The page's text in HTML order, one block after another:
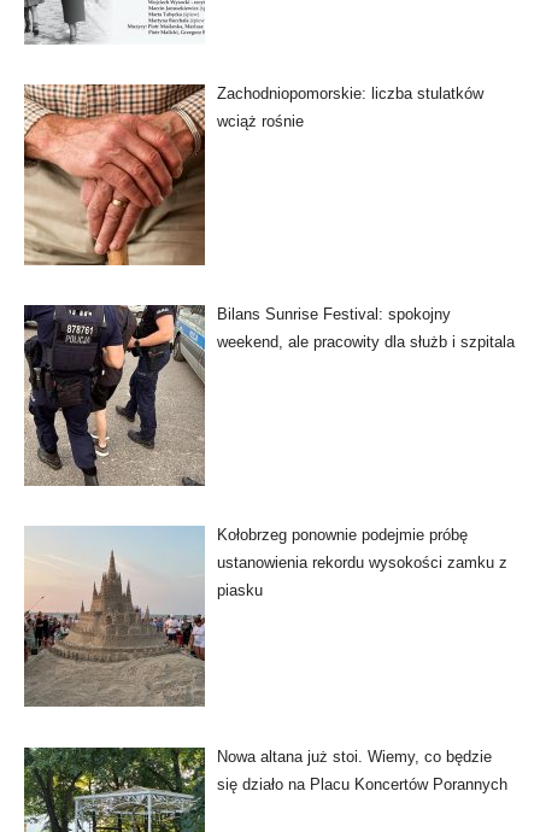
Zachodniopomorskie: liczba stulatków
wciąż rośnie
Bilans Sunrise Festival: spokojny
weekend, ale pracowity dla służb i szpitala
Kołobrzeg ponownie podejmie próbę
ustanowienia rekordu wysokości zamku z
piasku
Nowa altana już stoi. Wiemy, co będzie
się działo na Placu Koncertów Porannych